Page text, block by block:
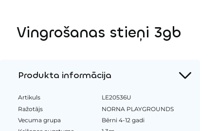
Vingrošanas stieņi 3gb
Produkta informācija
Artikuls
LE20536U
Ražotājs
NORNA PLAYGROUNDS
Vecuma grupa
Bērni 4-12 gadi